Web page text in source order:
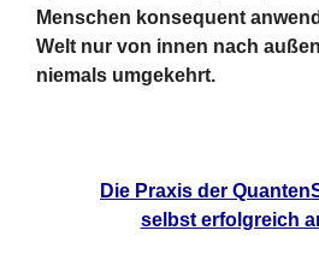
Menschen konsequent
Welt nur von innen nach
niemals umgekehrt.
Die Praxis der
selbst erfolgreich